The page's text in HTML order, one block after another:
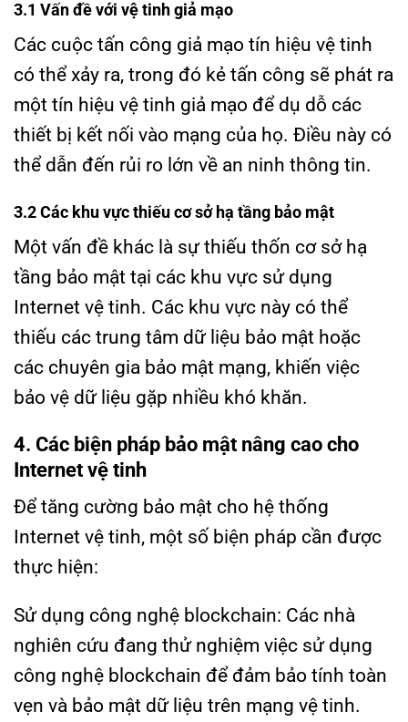
3.1 Vấn đề với vệ tinh giả mạo
Các cuộc tấn công giả mạo tín hiệu vệ tinh
có thể xảy ra, trong đó kẻ tấn công sẽ phát ra
một tín hiệu vệ tinh giả mạo để dụ dỗ các
thiết bị kết nối vào mạng của họ. Điều này có
thể dẫn đến rủi ro lớn về an ninh thông tin.
3.2 Các khu vực thiếu cơ sở hạ tầng bảo mật
Một vấn đề khác là sự thiếu thốn cơ sở hạ
tầng bảo mật tại các khu vực sử dụng
Internet vệ tinh. Các khu vực này có thể
thiếu các trung tâm dữ liệu bảo mật hoặc
các chuyên gia bảo mật mạng, khiến việc
bảo vệ dữ liệu gặp nhiều khó khăn.
4. Các biện pháp bảo mật nâng cao cho
Internet vệ tinh
Để tăng cường bảo mật cho hệ thống
Internet vệ tinh, một số biện pháp cần được
thực hiện:
Sử dụng công nghệ blockchain: Các nhà
nghiên cứu đang thử nghiệm việc sử dụng
công nghệ blockchain để đảm bảo tính toàn
vẹn và bảo mật dữ liệu trên mạng vệ tinh.